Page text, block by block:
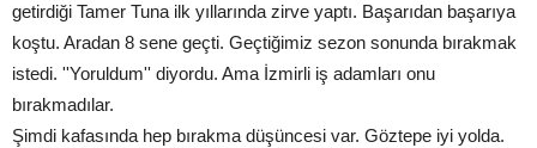
getirdiği Tamer Tuna ilk yıllarında zirve yaptı. Başarıdan başarıya
koştu. Aradan 8 sene geçti. Geçtiğimiz sezon sonunda bırakmak
istedi. ''Yoruldum'' diyordu. Ama İzmirli iş adamları onu
bırakmadılar.
Şimdi kafasında hep bırakma düşüncesi var. Göztepe iyi yolda.